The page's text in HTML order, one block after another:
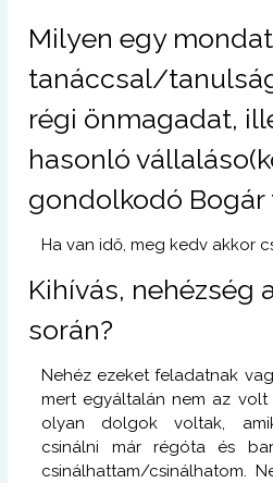
Milyen egy
tanáccsal/
régi önmagadat,
hasonló
gondolkodó Bogár
Ha van idő, meg kedv akkor
Kihívás, nehézség
során?
Nehéz ezeket feladatnak
mert egyáltalán nem az volt
olyan dolgok voltak,
csinálni már régóta és
csinálhattam/csinálhatom.